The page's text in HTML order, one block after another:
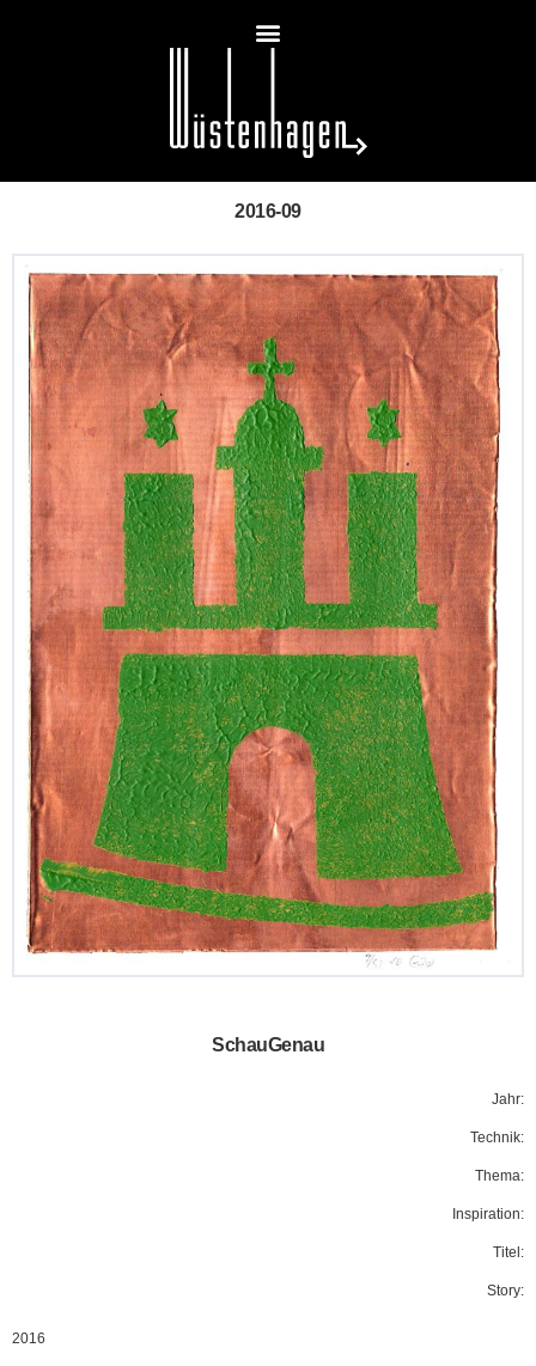
2016-09
SchauGenau
Jahr:
Technik:
Thema:
Inspiration:
Titel:
Story:
2016